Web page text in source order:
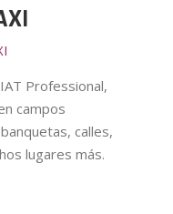
Professional,
campos
calles,
lugares más.